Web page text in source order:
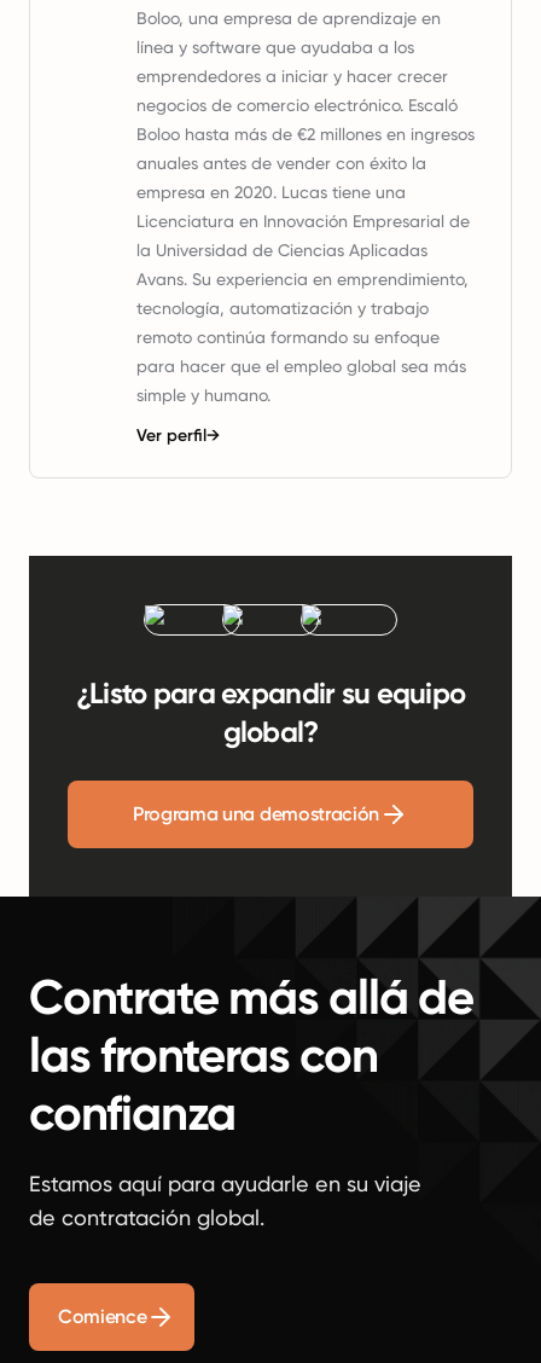
Boloo, una empresa de aprendizaje en
línea y software que ayudaba a los
emprendedores a iniciar y hacer crecer
negocios de comercio electrónico. Escaló
Boloo hasta más de €2 millones en ingresos
anuales antes de vender con éxito la
empresa en 2020. Lucas tiene una
Licenciatura en Innovación Empresarial de
la Universidad de Ciencias Aplicadas
Avans. Su experiencia en emprendimiento,
tecnología, automatización y trabajo
remoto continúa formando su enfoque
para hacer que el empleo global sea más
simple y humano.
Ver perfil→
¿Listo para expandir su equipo
global?
Programa una demostración
Contrate más allá de
las fronteras con
confianza
Estamos aquí para ayudarle en su viaje
de contratación global.
Comience